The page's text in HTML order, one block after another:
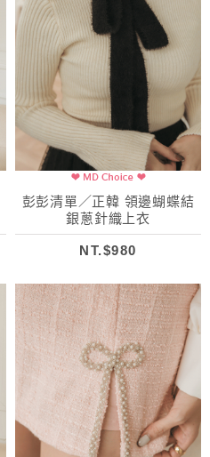
彭彭清單／正韓 領邊蝴蝶結
銀蔥針織上衣
NT.$980